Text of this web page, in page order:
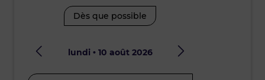
Dès que possible
lundi • 10 août 2026